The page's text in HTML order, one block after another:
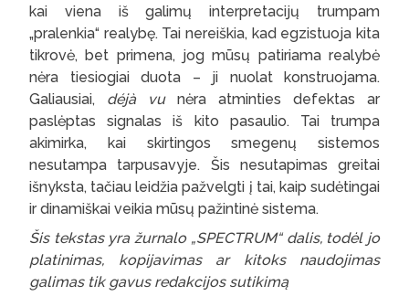
kai viena iš galimų interpretacijų trumpam
„pralenkia“ realybę. Tai nereiškia, kad egzistuoja kita
tikrovė, bet primena, jog mūsų patiriama realybė
nėra tiesiogiai duota – ji nuolat konstruojama.
Galiausiai, déjà vunėra atminties defektas ar
paslėptas signalas iš kito pasaulio. Tai trumpa
akimirka, kai skirtingos smegenų sistemos
nesutampa tarpusavyje. Šis nesutapimas greitai
išnyksta, tačiau leidžia pažvelgti į tai, kaip sudėtingai
ir dinamiškai veikia mūsų pažintinė sistema.
Šis tekstas yra žurnalo „SPECTRUM“ dalis, todėl jo
platinimas, kopijavimas ar kitoks naudojimas
galimas tik gavus redakcijos sutikimą